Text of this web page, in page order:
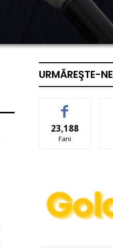
URMĂREŞTE-NE
23,188
Fani